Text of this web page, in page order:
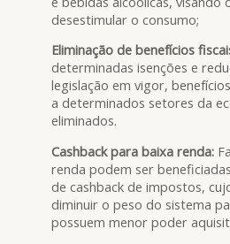
desestimular o consumo;
Eliminação de benefícios
determinadas isenções e
legislação em vigor,
a determinados setores da
eliminados.
Cashback para baixa renda:
renda podem ser
de cashback de impostos,
diminuir o peso do sistema
possuem menor poder